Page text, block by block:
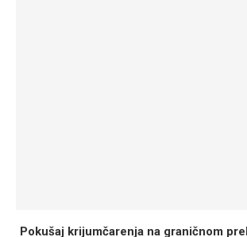
Pokušaj krijumčarenja na graničnom